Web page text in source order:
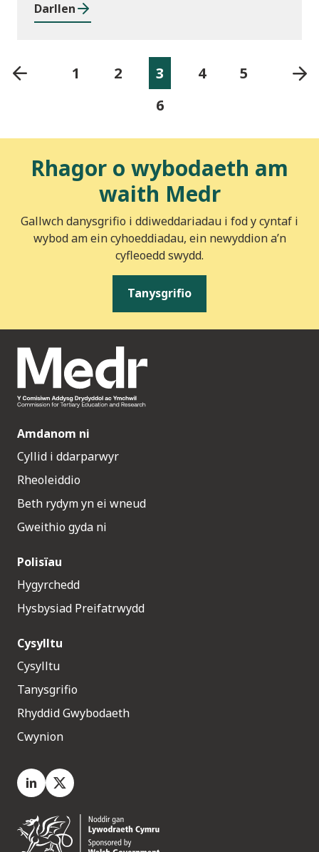
Darllen
1 2 3 4
5
6
Rhagor o wybodaeth am
waith Medr
Gallwch danysgrifio i ddiweddariadau i fod y cyntaf i
wybod am ein cyhoeddiadau, ein newyddion a’n
cyfleoedd swydd.
Tanysgrifio
Amdanom ni
Cyllid i ddarparwyr
Rheoleiddio
Beth rydym yn ei wneud
Gweithio gyda ni
Polisïau
Hygyrchedd
Hysbysiad Preifatrwydd
Cysylltu
Cysylltu
Tanysgrifio
Rhyddid Gwybodaeth
Cwynion
LinkedIn
X.com